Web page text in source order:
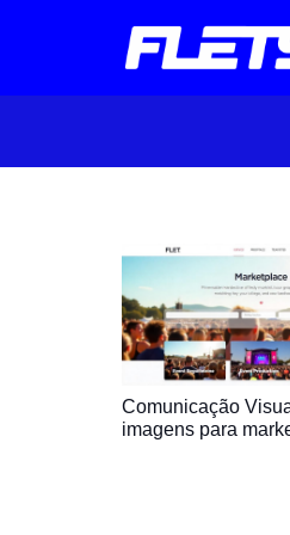
Comunicação
imagens para